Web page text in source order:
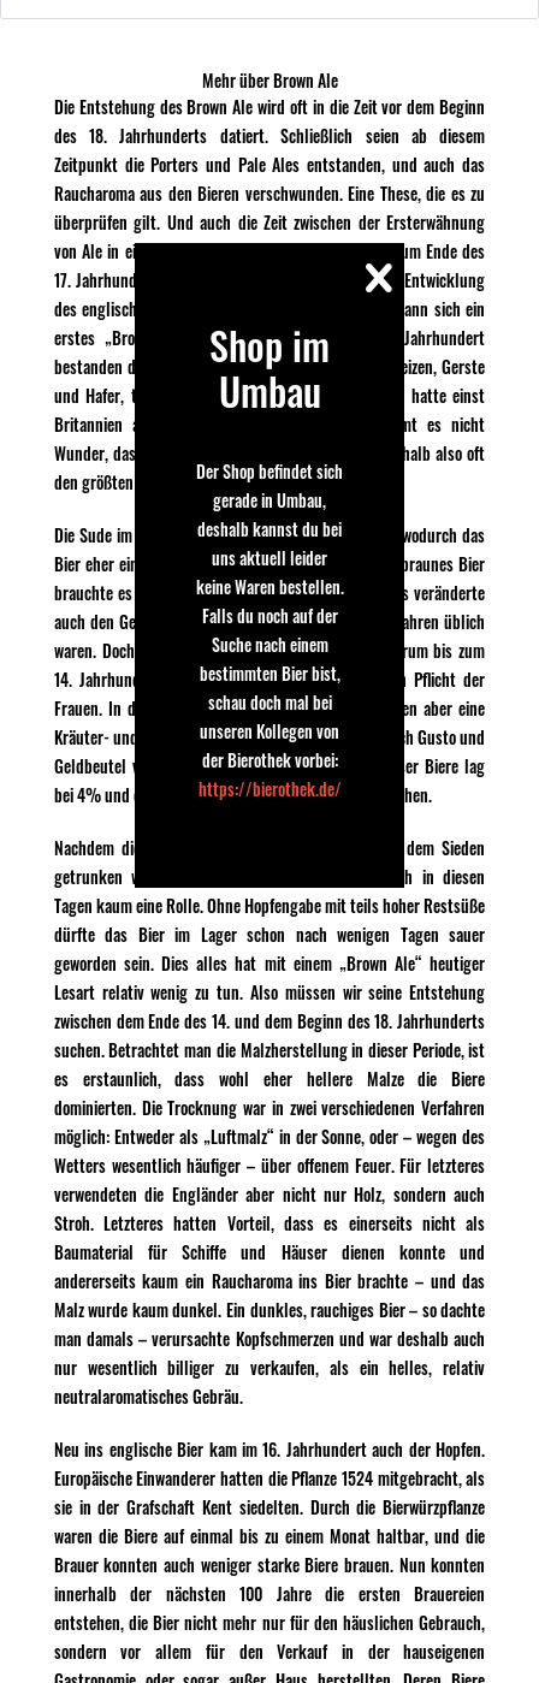
Mehr über Brown Ale
Die Entstehung des Brown Ale wird oft in die Zeit vor dem Beginn
des 18. Jahrhunderts datiert. Schließlich seien ab diesem
Zeitpunkt die Porters und Pale Ales entstanden, und auch das
Raucharoma aus den Bieren verschwunden. Eine These, die es zu
überprüfen gilt. Und auch die Zeit zwischen der Ersterwähnung
von Ale in einem Erlass von 688 nach Christus bis zum Ende des
17. Jahrhunderts ist lang. Also lohnt ein Blick in die Entwicklung
des englischen Bieres in dieser Zeit, um zu sehen, wann sich ein
erstes „Brown Ale“ datieren lässt. Bis zum 14. Jahrhundert
bestanden die Biere auf der Insel in der Regel aus Weizen, Gerste
und Hafer, teils vermälzt, teils nicht. Schon Caesar hatte einst
Britannien als Kornkammer erobert, und so nimmt es nicht
Wunder, dass Weizen oft billiger als Gerste war, deshalb also oft
den größten Anteil am Biergetreide hatte.
Die Sude im Mittelalter waren oft nur kurz gekocht, wodurch das
Bier eher eine helle Farbe hatte. Für ein dunkleres, braunes Bier
brauchte es eine Kochzeit von mehreren Stunden. Das veränderte
auch den Geschmack der Biere, weswegen beide Verfahren üblich
waren. Doch wie schmeckte ein solches Bier? Wiederum bis zum
14. Jahrhundert gehörte das Brauen zur häuslichen Pflicht der
Frauen. In deren Ales fand kaum Hopfen, stattdessen aber eine
Kräuter- und Gewürzmischung Verwendung, die je nach Gusto und
Geldbeutel verändert wurde. Der Alkoholgehalt dieser Biere lag
bei 4% und deutlich mehr, um die Haltbarkeit zu erhöhen.
Nachdem die Gebräue schon ab 12 Stunden nach dem Sieden
getrunken wurden, spielte die Haltbarkeit dennoch in diesen
Tagen kaum eine Rolle. Ohne Hopfengabe mit teils hoher Restsüße
dürfte das Bier im Lager schon nach wenigen Tagen sauer
geworden sein. Dies alles hat mit einem „Brown Ale“ heutiger
Lesart relativ wenig zu tun. Also müssen wir seine Entstehung
zwischen dem Ende des 14. und dem Beginn des 18. Jahrhunderts
suchen. Betrachtet man die Malzherstellung in dieser Periode, ist
es erstaunlich, dass wohl eher hellere Malze die Biere
dominierten. Die Trocknung war in zwei verschiedenen Verfahren
möglich: Entweder als „Luftmalz“ in der Sonne, oder – wegen des
Wetters wesentlich häufiger – über offenem Feuer. Für letzteres
verwendeten die Engländer aber nicht nur Holz, sondern auch
Stroh. Letzteres hatten Vorteil, dass es einerseits nicht als
Baumaterial für Schiffe und Häuser dienen konnte und
andererseits kaum ein Raucharoma ins Bier brachte – und das
Malz wurde kaum dunkel. Ein dunkles, rauchiges Bier – so dachte
man damals – verursachte Kopfschmerzen und war deshalb auch
nur wesentlich billiger zu verkaufen, als ein helles, relativ
neutralaromatisches Gebräu.
Neu ins englische Bier kam im 16. Jahrhundert auch der Hopfen.
Europäische Einwanderer hatten die Pflanze 1524 mitgebracht, als
sie in der Grafschaft Kent siedelten. Durch die Bierwürzpflanze
waren die Biere auf einmal bis zu einem Monat haltbar, und die
Brauer konnten auch weniger starke Biere brauen. Nun konnten
innerhalb der nächsten 100 Jahre die ersten Brauereien
entstehen, die Bier nicht mehr nur für den häuslichen Gebrauch,
sondern vor allem für den Verkauf in der hauseigenen
Shop im
Umbau
Der Shop befindet sich
gerade in Umbau,
deshalb kannst du bei
uns aktuell leider
keine Waren bestellen.
Falls du noch auf der
Suche nach einem
bestimmten Bier bist,
schau doch mal bei
unseren Kollegen von
der Bierothek vorbei:
https://bierothek.de/